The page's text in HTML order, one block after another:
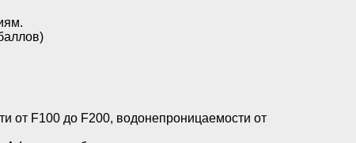
от F100 до F200, водонепроницаемости от